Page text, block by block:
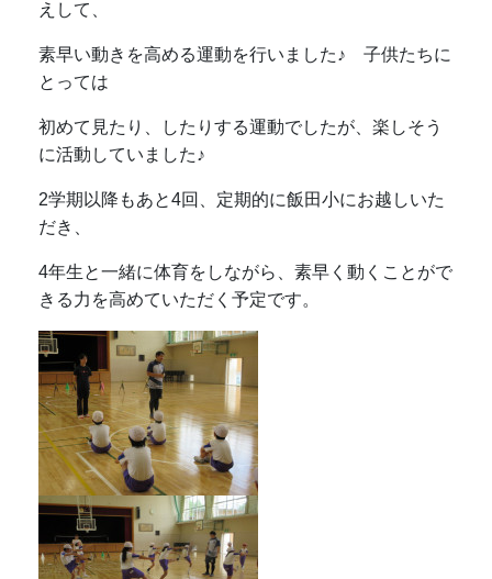
えして、
素早い動きを高める運動を行いました♪ 子供たちに
とっては
初めて見たり、したりする運動でしたが、楽しそう
に活動していました♪
2学期以降もあと4回、定期的に飯田小にお越しいた
だき、
4年生と一緒に体育をしながら、素早く動くことがで
きる力を高めていただく予定です。